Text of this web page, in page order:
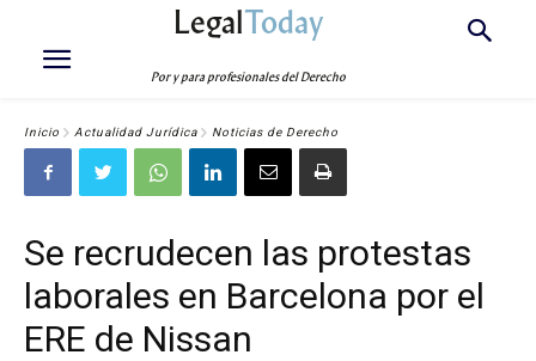
LegalToday
Por y para profesionales del Derecho
Inicio Actualidad Jurídica Noticias de Derecho
Se recrudecen las protestas
laborales en Barcelona por el
ERE de Nissan